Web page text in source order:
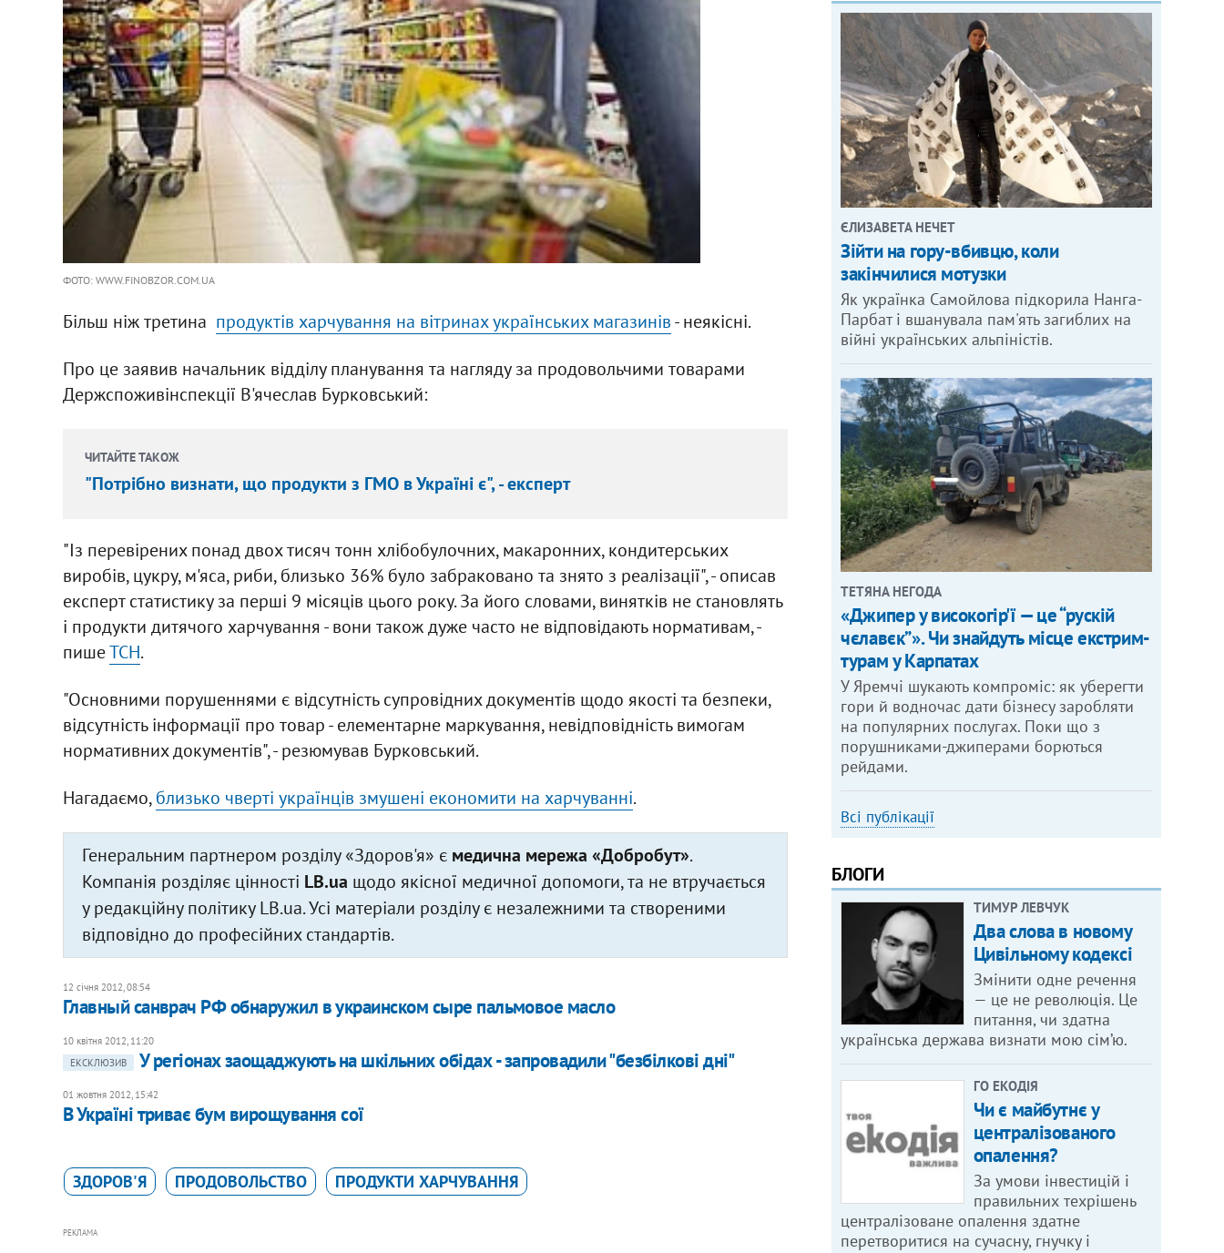
ФОТО: WWW.FINOBZOR.COM.UA
Більш ніж третина продуктів харчування на вітринах українських магазинів- неякісні.
Про це заявив начальник відділу планування та нагляду за продовольчими товарами
Держспоживінспекції В'ячеслав Бурковський:
ЧИТАЙТЕ ТАКОЖ
"Потрібно визнати, що продукти з ГМО в Україні є", - експерт
"Із перевірених понад двох тисяч тонн хлібобулочних, макаронних, кондитерських
виробів, цукру, м'яса, риби, близько 36% було забраковано та знято з реалізації", - описав
експерт статистику за перші 9 місяців цього року. За його словами, винятків не становлять
і продукти дитячого харчування - вони також дуже часто не відповідають нормативам, -
пишеТСН.
"Основними порушеннями є відсутність супровідних документів щодо якості та безпеки,
відсутність інформації про товар - елементарне маркування, невідповідність вимогам
нормативних документів", - резюмував Бурковський.
Нагадаємо,близько чверті українців змушені економити на харчуванні.
Генеральним партнером розділу «Здоров'я» є медична мережа «Добробут».
Компанія розділяє цінності LB.ua щодо якісної медичної допомоги, та не втручається
у редакційну політику LB.ua. Усі матеріали розділу є незалежними та створеними
відповідно до професійних стандартів.
12 січня 2012, 08:54
Главный санврач РФ обнаружил в украинском сыре пальмовое масло
10 квітня 2012, 11:20
ЕКСКЛЮЗИВ
У регіонах заощаджують на шкільних обідах - запровадили "безбілкові дні"
01 жовтня 2012, 15:42
В Україні триває бум вирощування сої
ЗДОРОВ'Я ПРОДОВОЛЬСТВО ПРОДУКТИ ХАРЧУВАННЯ
РЕКЛАМА
ЄЛИЗАВЕТА НЕЧЕТ
Зійти на гору-вбивцю, коли
закінчилися мотузки
Як українка Самойлова підкорила Нанга-
Парбат і вшанувала пам'ять загиблих на
війні українських альпіністів.
ТЕТЯНА НЕГОДА
«Джипер у високогір'ї — це “рускій
чєлавєк”». Чи знайдуть місце екстрим-
турам у Карпатах
У Яремчі шукають компроміс: як уберегти
гори й водночас дати бізнесу заробляти
на популярних послугах. Поки що з
порушниками-джиперами борються
рейдами.
Всі публікації
БЛОГИ
ТИМУР ЛЕВЧУК
Два слова в новому
Цивільному кодексі
Змінити одне речення
— це не революція. Це
питання, чи здатна
українська держава визнати мою сім’ю.
ГО ЕКОДІЯ
Чи є майбутнє у
централізованого
опалення?
За умови інвестицій і
правильних техрішень
централізоване опалення здатне
перетворитися на сучасну, гнучку і